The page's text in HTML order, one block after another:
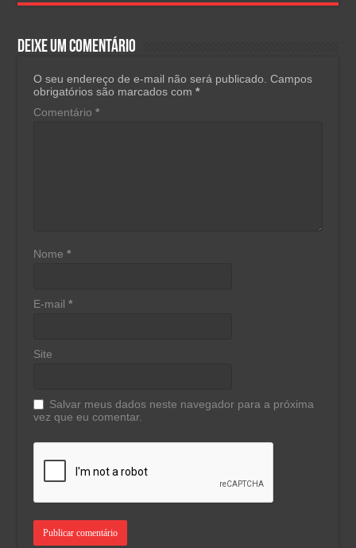
Deixe um comentário
O seu endereço de e-mail não será publicado. Campos
obrigatórios são marcados com*
Comentário*
Nome*
E-mail*
Site
Salvar meus dados neste navegador para a próxima
vez que eu comentar.